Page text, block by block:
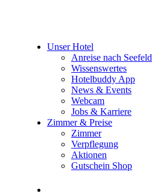
Unser Hotel
Anreise nach Seefeld
Wissenswertes
Hotelbuddy App
News & Events
Webcam
Jobs & Karriere
Zimmer & Preise
Zimmer
Verpflegung
Aktionen
Gutschein Shop